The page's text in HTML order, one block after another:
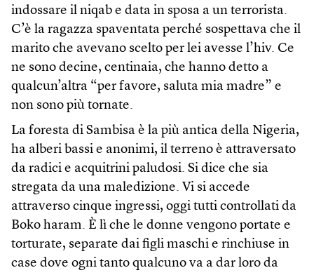
indossare il niqab e data in sposa a un terrorista.
C’è la ragazza spaventata perché sospettava che il
marito che avevano scelto per lei avesse l’hiv. Ce
ne sono decine, centinaia, che hanno detto a
qualcun’altra “per favore, saluta mia madre” e
non sono più tornate.
La foresta di Sambisa è la più antica della Nigeria,
ha alberi bassi e anonimi, il terreno è attraversato
da radici e acquitrini paludosi. Si dice che sia
stregata da una maledizione. Vi si accede
attraverso cinque ingressi, oggi tutti controllati da
Boko haram. È lì che le donne vengono portate e
torturate, separate dai figli maschi e rinchiuse in
case dove ogni tanto qualcuno va a dar loro da